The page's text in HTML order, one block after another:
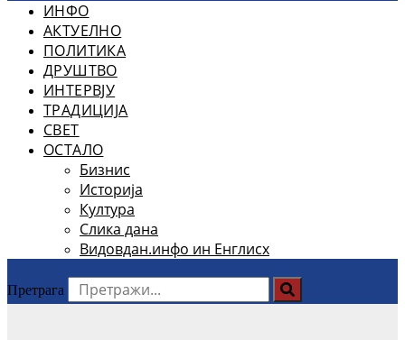
ИНФО
АКТУЕЛНО
ПОЛИТИКА
ДРУШТВО
ИНТЕРВЈУ
ТРАДИЦИЈА
СВЕТ
ОСТАЛО
Бизнис
Историја
Култура
Слика дана
Видовдан.инфо ин Енглисх
Претрага